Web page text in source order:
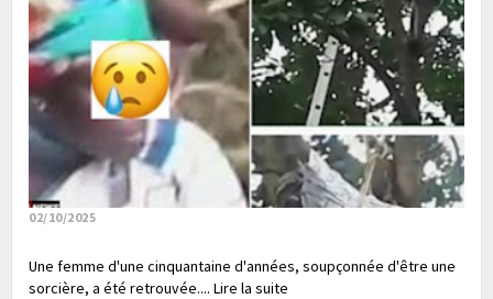
02/10/2025
Une femme d'une cinquantaine d'années, soupçonnée d'être une
sorcière, a été retrouvée.... Lire la suite